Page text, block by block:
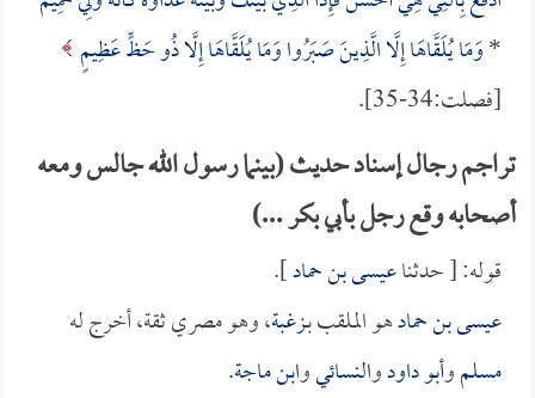
*وَمَا يُلَقَّاهَا إِلَّا الَّذِينَ صَبَرُوا وَمَا يُلَقَّاهَا إِلَّا ذُو حَظٍّ عَظِيمٍ
[فصلت:34-35].
تراجم رجال إسناد حديث (بينما رسول الله جالس ومعه
أصحابه وقع رجل بأبي بكر ...)
قوله: [ حدثناعيسى بن حماد].
عيسى بن حمادهو الملقب بـزغبة، وهو مصري ثقة، أخرج له
مسلموأبو داودوالنسائيوابن ماجة.